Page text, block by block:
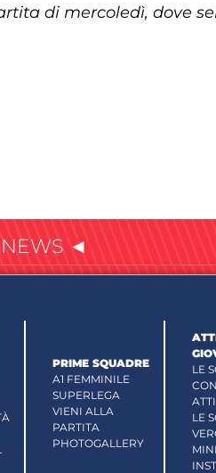
di mercoledì, dove
◄
PRIME SQUADRE
A1 FEMMINILE
SUPERLEGA
VIENI ALLA
PARTITA
PHOTOGALLERY
LE
LE